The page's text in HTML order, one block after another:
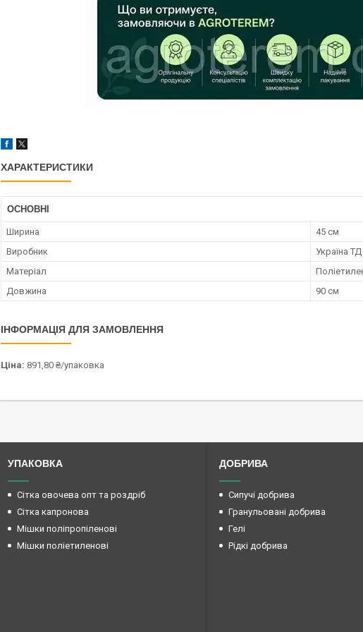
ХАРАКТЕРИСТИКИ
ОСНОВНІ
Ширина
45 см
Виробник
Україна ТД
Матеріал
Довжина
90 см
ІНФОРМАЦІЯ ДЛЯ ЗАМОВЛЕННЯ
Ціна: 891,80 ₴/упаковка
УПАКОВКА
Сітка овочева опт та роздріб
Сітка капронова
Мішки поліпропіленові
Мішки поліетиленові
ДОБРИВА
Сипучі добрива
Гранульовані добрива
Гелі
Рідкі добрива